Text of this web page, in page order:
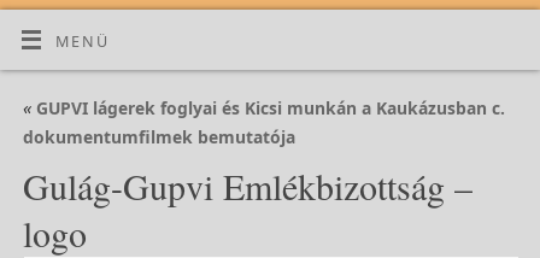
MENÜ
«GUPVI lágerek foglyai és Kicsi munkán a Kaukázusban c.
dokumentumfilmek bemutatója
Gulág-Gupvi Emlékbizottság –
logo